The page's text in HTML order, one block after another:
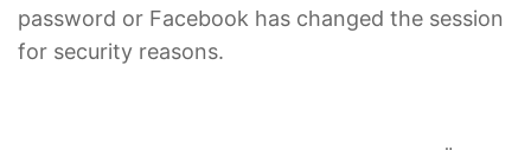
password or Facebook has changed the session
for security reasons.